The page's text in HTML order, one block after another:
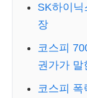
SK하이
장
코스피
권가가 말
코스피